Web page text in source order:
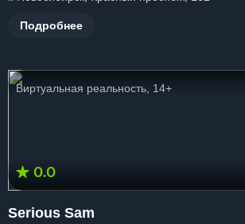
Подробнее
Виртуальная реальность, 14+
0.0
Serious Sam